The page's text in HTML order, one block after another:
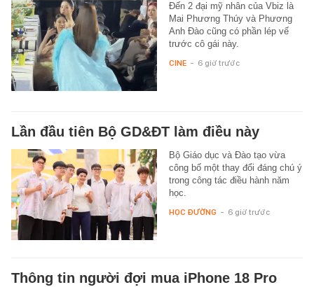
Đến 2 đại mỹ nhân của Vbiz là
Mai Phương Thúy và Phương
Anh Đào cũng có phần lép vế
trước cô gái này.
CINE - 6 giờ trước
Lần đầu tiên Bộ GD&ĐT làm điều này
Bộ Giáo dục và Đào tạo vừa
công bố một thay đổi đáng chú ý
trong công tác điều hành năm
học.
HỌC ĐƯỜNG - 6 giờ trước
Thông tin người đợi mua iPhone 18 Pro